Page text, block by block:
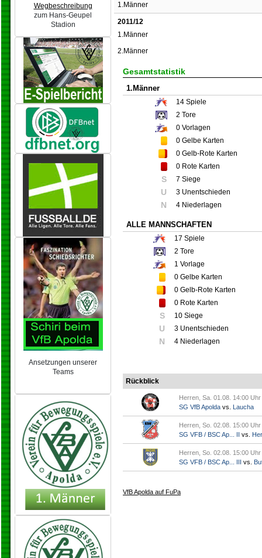
Wegbeschreibung
zum Hans-Geupel
Stadion
Ansetzungen unserer
Teams
1.Männer
2011/12
1.Männer
2.Männer
Gesamtstatistik
1.Männer
14 Spiele
2 Tore
0 Vorlagen
0 Gelbe Karten
0 Gelb-Rote Karten
0 Rote Karten
S 7 Siege
U 3 Unentschieden
N 4 Niederlagen
ALLE MANNSCHAFTEN
17 Spiele
2 Tore
1 Vorlage
0 Gelbe Karten
0 Gelb-Rote Karten
0 Rote Karten
S 10 Siege
U 3 Unentschieden
N 4 Niederlagen
Rückblick
Herren, Sa. 01.08. 14:00 Uhr
SG VfB Apolda vs. Laucha
Herren, So. 02.08. 15:00 Uhr
SG VFB / BSC Ap... II vs.
Herren, So. 02.08. 15:00 Uhr
SG VFB / BSC Ap... III vs.
VfB Apolda auf FuPa